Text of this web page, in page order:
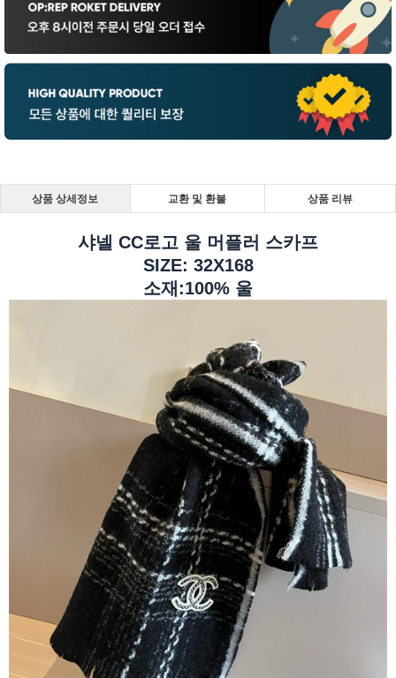
상품 상세정보 교환 및 환불 상품 리뷰
샤넬 CC로고 울 머플러 스카프
SIZE: 32X168
소재:100% 울